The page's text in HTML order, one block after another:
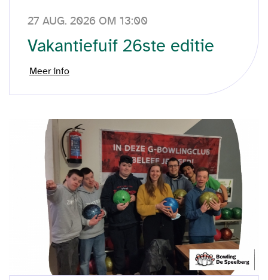
27 AUG. 2026 OM 13:00
Vakantiefuif 26ste editie
Meer info